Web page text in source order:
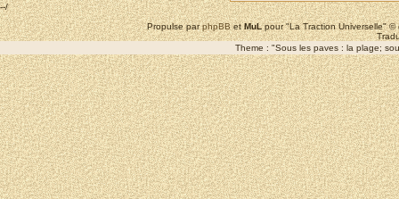
--/
Propulse parphpBBetMuLpour "La Traction Universelle"
Theme : "Sous les paves : la plage;